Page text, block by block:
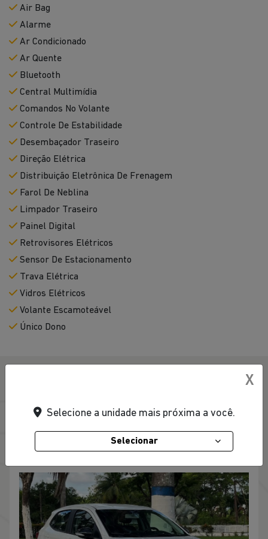
Air Bag
Alarme
Ar Condicionado
Ar Quente
Bluetooth
Central Multimídia
Comandos No Volante
Controle De Estabilidade
Desembaçador Traseiro
Direção Elétrica
Distribuição Eletrônica De Frenagem
Farol De Neblina
Limpador Traseiro
Painel Digital
Retrovisores Elétricos
Sensor De Estacionamento
Trava Elétrica
Vidros Elétricos
Volante Escamoteável
Único Dono
MAIS OFERTAS DE
SEMINOVOS
X
Selecione a unidade mais próxima a você.
Selecionar